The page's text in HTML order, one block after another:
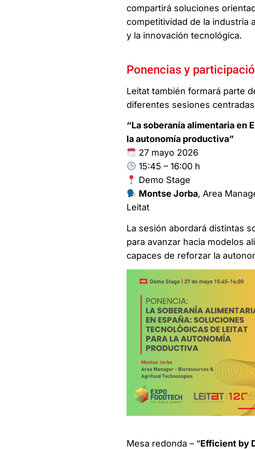
compartirá soluciones
competitividad de la industria
y la innovación tecnológica.
Ponencias y
Leitat también formará parte
diferentes sesiones
“La soberanía alimentaria en
la autonomía productiva”
27 mayo 2026
15:45 – 16:00 h
Demo Stage
Montse Jorba, Area
Leitat
La sesión abordará distintas
para avanzar hacia modelos
capaces de reforzar la
Mesa redonda – “Efficient by